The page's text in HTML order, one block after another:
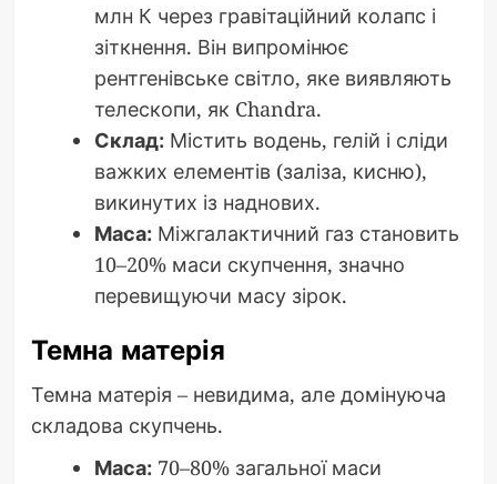
млн К через гравітаційний колапс і
зіткнення. Він випромінює
рентгенівське світло, яке виявляють
телескопи, як Chandra.
Склад:Містить водень, гелій і сліди
важких елементів (заліза, кисню),
викинутих із наднових.
Маса:Міжгалактичний газ становить
10–20% маси скупчення, значно
перевищуючи масу зірок.
Темна матерія
Темна матерія – невидима, але домінуюча
складова скупчень.
Маса:70–80% загальної маси